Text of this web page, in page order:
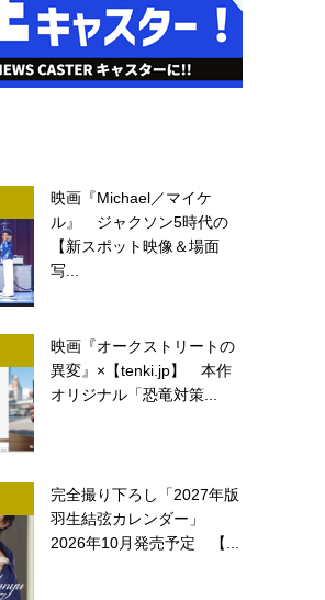
映画『Michael／マイケ
ル』 ジャクソン5時代の
【新スポット映像＆場面
写...
映画『オークストリートの
異変』×【tenki.jp】 本作
オリジナル「恐竜対策...
完全撮り下ろし「2027年版
羽生結弦カレンダー」
2026年10月発売予定 【...